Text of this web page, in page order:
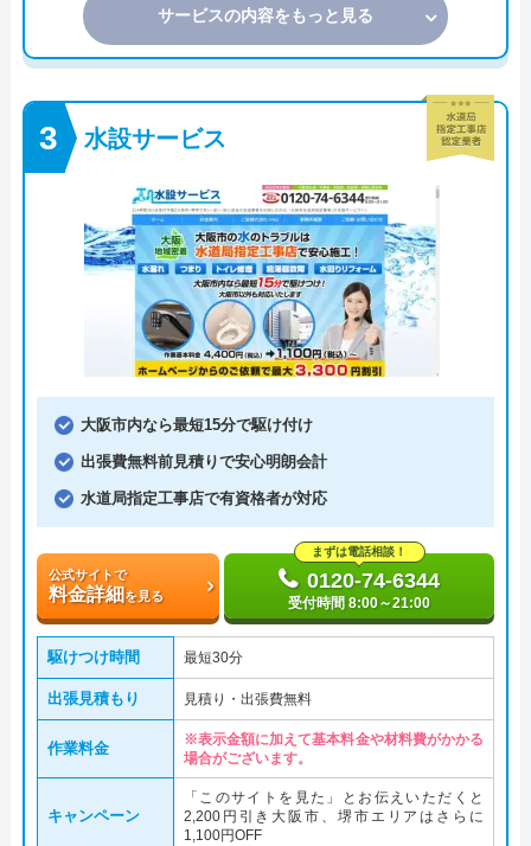
サービスの内容をもっと見る
水設サービス
大阪市内なら最短15分で駆け付け
出張費無料前見積りで安心明朗会計
水道局指定工事店で有資格者が対応
公式サイトで
料金詳細を見る
まずは電話相談！
0120-74-6344
受付時間 8:00～21:00
駆けつけ時間 最短30分
出張見積もり 見積り・出張費無料
作業料金
※表示金額に加えて基本料金や材料費がかかる
場合がございます。
キャンペーン
「このサイトを見た」とお伝えいただくと
2,200円引き大阪市、堺市エリアはさらに
1,100円OFF